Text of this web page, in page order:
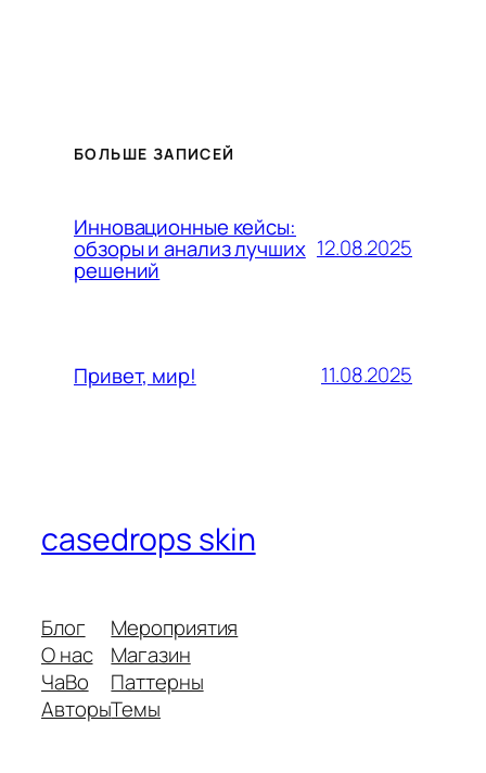
БОЛЬШЕ ЗАПИСЕЙ
Инновационные кейсы:
обзоры и анализ лучших
решений
12.08.2025
Привет, мир! 11.08.2025
casedrops skin
Блог
О нас
ЧаВо
Авторы
Мероприятия
Магазин
Паттерны
Темы